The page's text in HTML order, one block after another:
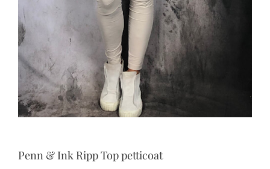
Penn & Ink Ripp Top petticoat